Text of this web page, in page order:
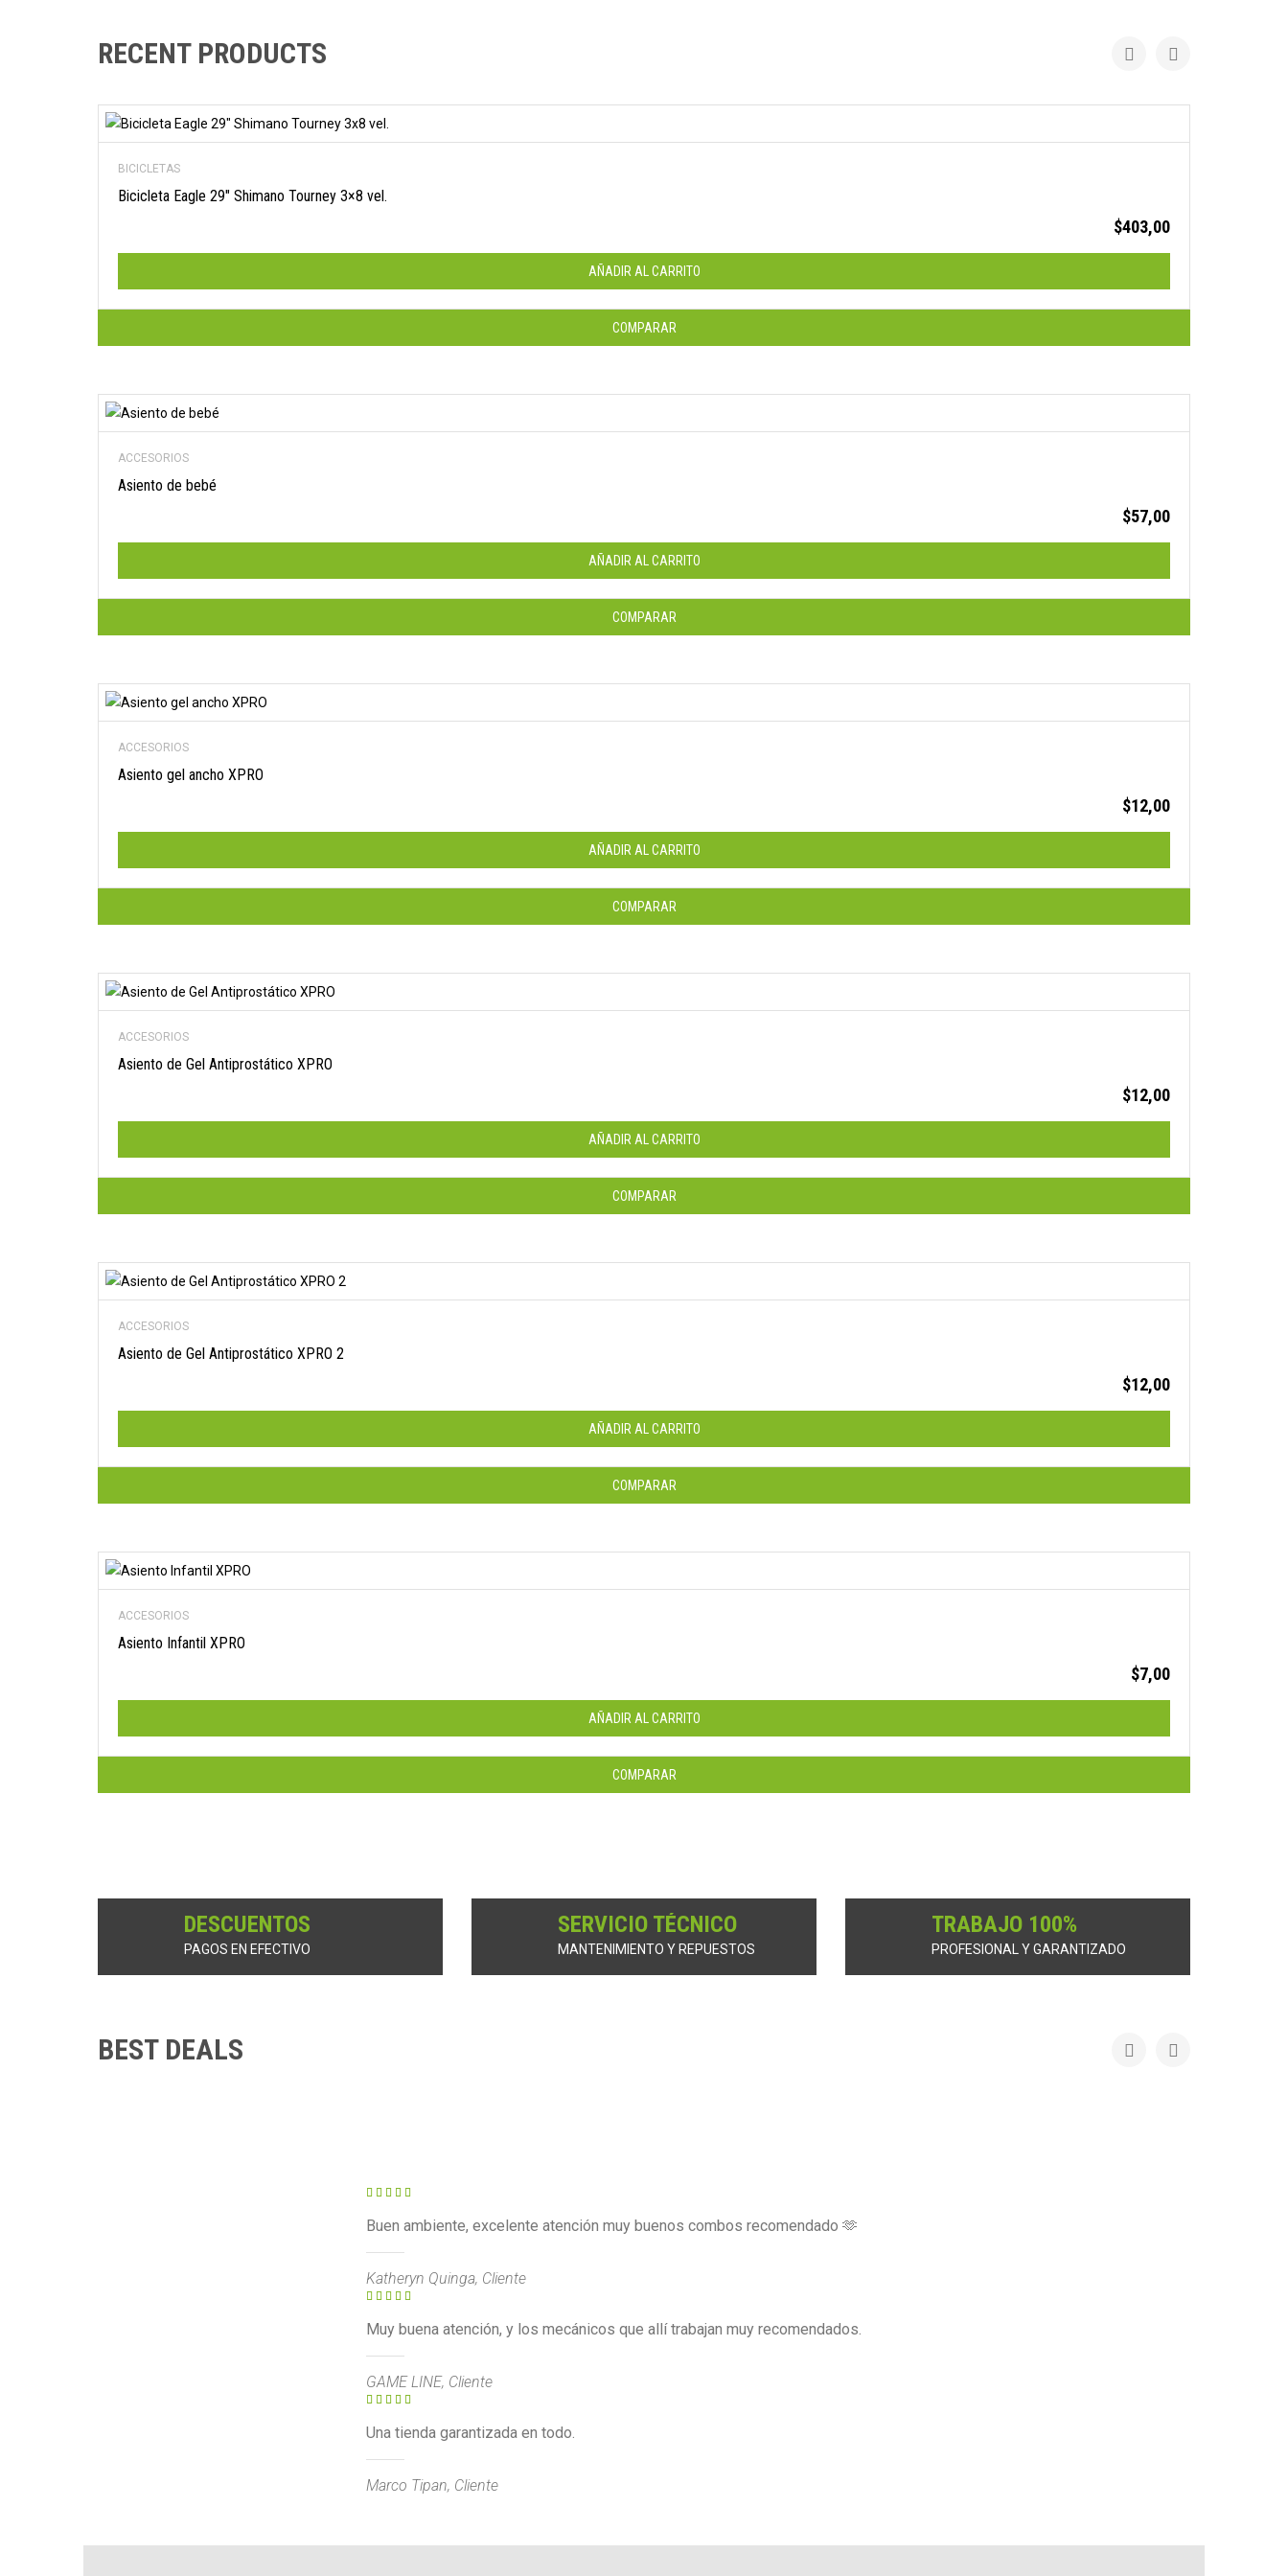
solo click.
COMPRA AHORA
RECENT PRODUCTS
BICICLETAS
Bicicleta Eagle 29″ Shimano Tourney 3×8 vel.
$403,00
AÑADIR AL CARRITO
COMPARAR
ACCESORIOS
Asiento de bebé
$57,00
AÑADIR AL CARRITO
COMPARAR
ACCESORIOS
Asiento gel ancho XPRO
$12,00
AÑADIR AL CARRITO
COMPARAR
ACCESORIOS
Asiento de Gel Antiprostático XPRO
$12,00
AÑADIR AL CARRITO
COMPARAR
ACCESORIOS
Asiento de Gel Antiprostático XPRO 2
$12,00
AÑADIR AL CARRITO
COMPARAR
ACCESORIOS
Asiento Infantil XPRO
$7,00
AÑADIR AL CARRITO
COMPARAR
DESCUENTOS
PAGOS EN EFECTIVO
SERVICIO TÉCNICO
MANTENIMIENTO Y REPUESTOS
TRABAJO 100%
PROFESIONAL Y GARANTIZADO
BEST DEALS
Buen ambiente, excelente atención muy buenos combos recomendado 🫶
Katheryn Quinga, Cliente
Muy buena atención, y los mecánicos que allí trabajan muy recomendados.
GAME LINE, Cliente
Una tienda garantizada en todo.
Marco Tipan, Cliente